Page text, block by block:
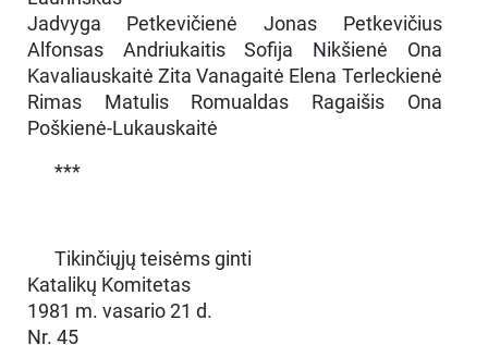
Jadvyga Petkevičienė Jonas Petkevičius
Alfonsas Andriukaitis Sofija Nikšienė Ona
Kavaliauskaitė Zita Vanagaitė Elena Terleckienė
Rimas Matulis Romualdas Ragaišis Ona
Poškienė-Lukauskaitė
***
Tikinčiųjų teisėms ginti
Katalikų Komitetas
1981 m. vasario 21 d.
Nr. 45